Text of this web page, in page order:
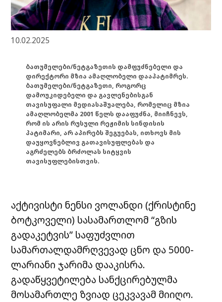
10.02.2025
ბათუმელები/ნეტგაზეთის დამფუძნებელი და
დირექტორი მზია ამაღლობელი დააპატიმრეს.
ბათუმელები/ნეტგაზეთი, როგორც
დამოუკიდებელი და გავლენებისგან
თავისუფალი მედიასაშუალება, რომელიც მზია
ამაღლობელმა 2001 წელს დააფუძნა, მიიჩნევს,
რომ ის არის რუსული რეჟიმის სინდისის
პატიმარი, არ აპირებს შეგუებას, ითხოვს მის
დაუყოვნებლივ გათავისუფლებას და
აგრძელებს ბრძოლას სიტყვის
თავისუფლებისთვის.
აქტივისტი ნენსი ვოლანდი (ქრისტინე
ბოტკოველი) სასამართლომ “გზის
გადაკეტვის” საფუძვლით
სამართალდამრღვევად ცნო და 5000-
ლარიანი ჯარიმა დააკისრა.
გადაწყვეტილება სანქცირებულმა
მოსამართლე ზვიად ცეკვავამ მიიღო.